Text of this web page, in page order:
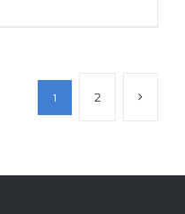
1 2